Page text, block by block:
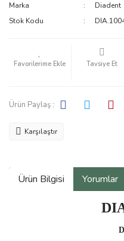
Marka
Diadent
Stok Kodu
Tavsiye Et
Ürün Paylaş :
Karşılaştır
Ürün Bilgisi Yorumlar